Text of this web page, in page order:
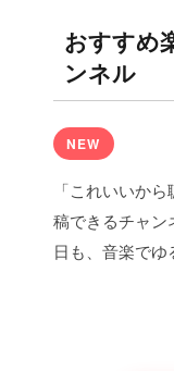
おすすめ
ンネル
NEW
「これいいか
稿できるチャン
日も、音楽でゆ